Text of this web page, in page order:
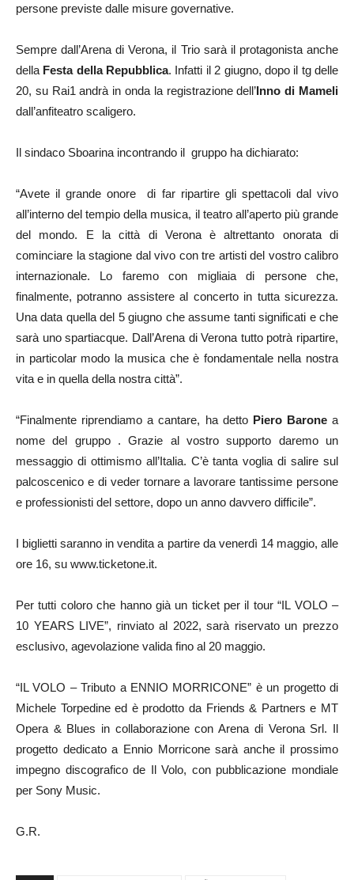
persone previste dalle misure governative.
Sempre dall’Arena di Verona, il Trio sarà il protagonista anche
della Festa della Repubblica. Infatti il 2 giugno, dopo il tg delle
20, su Rai1 andrà in onda la registrazione dell’Inno di Mameli
dall’anfiteatro scaligero.
Il sindaco Sboarina incontrando il gruppo ha dichiarato:
“Avete il grande onore di far ripartire gli spettacoli dal vivo
all’interno del tempio della musica, il teatro all’aperto più grande
del mondo. E la città di Verona è altrettanto onorata di
cominciare la stagione dal vivo con tre artisti del vostro calibro
internazionale. Lo faremo con migliaia di persone che,
finalmente, potranno assistere al concerto in tutta sicurezza.
Una data quella del 5 giugno che assume tanti significati e che
sarà uno spartiacque. Dall’Arena di Verona tutto potrà ripartire,
in particolar modo la musica che è fondamentale nella nostra
vita e in quella della nostra città”.
“Finalmente riprendiamo a cantare, ha dettoPiero Barone a
nome del gruppo . Grazie al vostro supporto daremo un
messaggio di ottimismo all’Italia. C’è tanta voglia di salire sul
palcoscenico e di veder tornare a lavorare tantissime persone
e professionisti del settore, dopo un anno davvero difficile”.
I biglietti saranno in vendita a partire da venerdì 14 maggio, alle
ore 16, su www.ticketone.it.
Per tutti coloro che hanno già un ticket per il tour “IL VOLO –
10 YEARS LIVE”, rinviato al 2022, sarà riservato un prezzo
esclusivo, agevolazione valida fino al 20 maggio.
“IL VOLO – Tributo a ENNIO MORRICONE” è un progetto di
Michele Torpedine ed è prodotto da Friends & Partners e MT
Opera & Blues in collaborazione con Arena di Verona Srl. Il
progetto dedicato a Ennio Morricone sarà anche il prossimo
impegno discografico de Il Volo, con pubblicazione mondiale
per Sony Music.
G.R.